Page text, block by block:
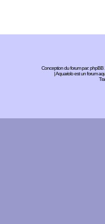
Conception du forum par:phpBB
| Aquariolo est un forum